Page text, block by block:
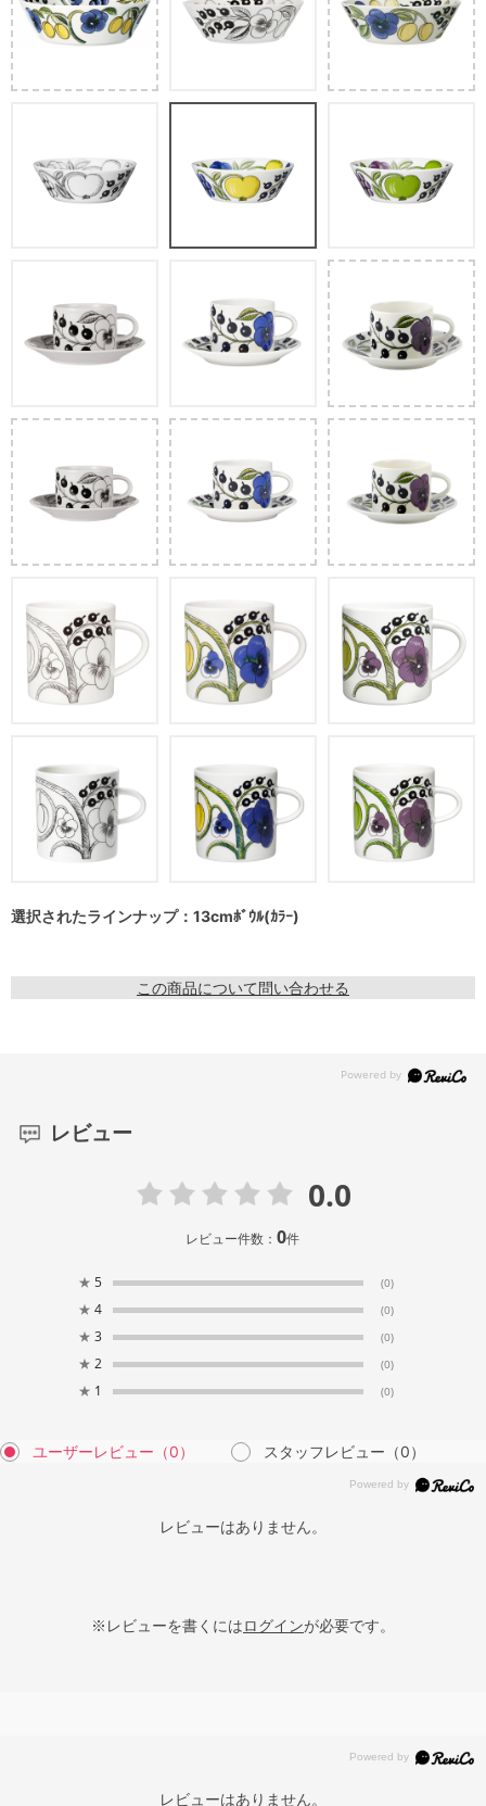
選択されたラインナップ：13cmﾎﾞｳﾙ(ｶﾗｰ)
この商品について問い合わせる
レビュー
0.0
レビュー件数：0件
★ 5 (0)
★ 4 (0)
★ 3 (0)
★ 2 (0)
★ 1 (0)
ユーザーレビュー （0） スタッフレビュー （0）
レビューはありません。
※レビューを書くにはログインが必要です。
レビューはありません。